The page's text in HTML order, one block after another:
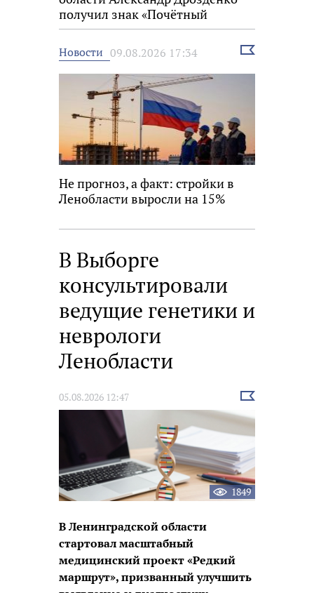
получил знак «Почётный
строитель России»
Новости 09.08.2026 17:34
Выбрать
Не прогноз, а факт: стройки в
Ленобласти выросли на 15%
В Выборге
консультировали
ведущие генетики и
неврологи
Ленобласти
05.08.2026 12:47
Выбрать
1849
В Ленинградской области
стартовал масштабный
медицинский проект «Редкий
маршрут», призванный улучшить